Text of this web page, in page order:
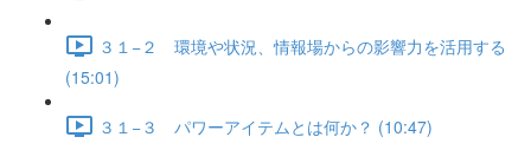
３１−２ 環境や状況、情報場からの影響力を活用する
(15:01)
３１−３ パワーアイテムとは何か？ (10:47)